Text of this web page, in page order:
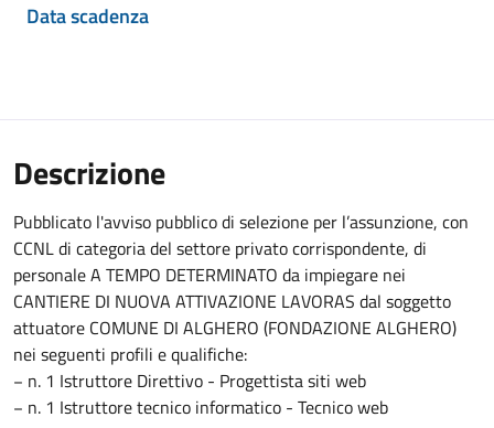
Data scadenza
Descrizione
Pubblicato l'avviso pubblico di selezione per l’assunzione, con
CCNL di categoria del settore privato corrispondente, di
personale A TEMPO DETERMINATO da impiegare nei
CANTIERE DI NUOVA ATTIVAZIONE LAVORAS dal soggetto
attuatore COMUNE DI ALGHERO (FONDAZIONE ALGHERO)
nei seguenti profili e qualifiche:
− n. 1 Istruttore Direttivo - Progettista siti web
− n. 1 Istruttore tecnico informatico - Tecnico web